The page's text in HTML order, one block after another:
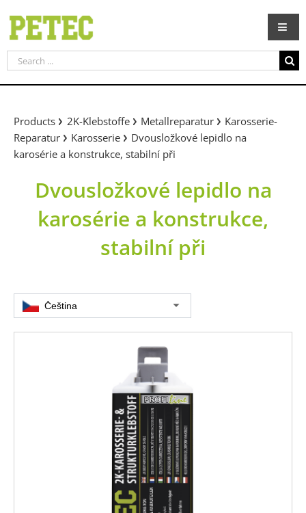
content
Search
for:
Products 2K-Klebstoffe Metallreparatur
Karosserie-
Reparatur
Karosserie
Dvousložkové lepidlo na
karosérie a konstrukce, stabilní při
Dvousložkové lepidlo na
karosérie a konstrukce,
stabilní při
Čeština